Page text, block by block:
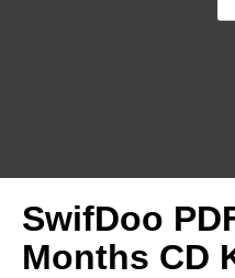
SwifDoo
Months CD